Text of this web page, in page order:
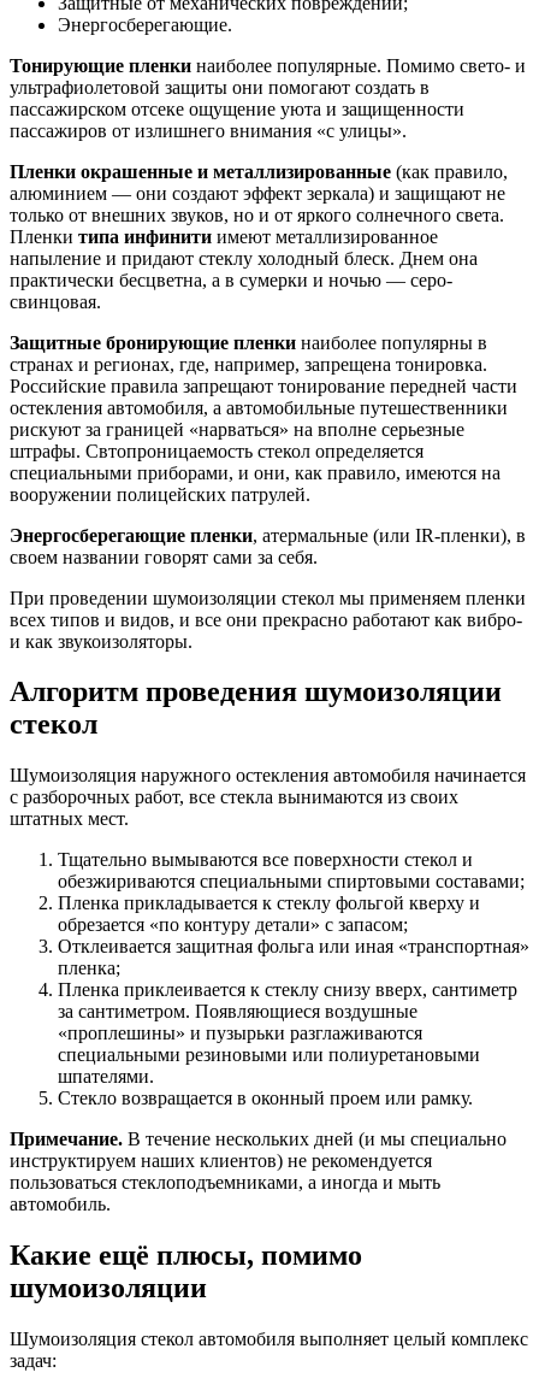
Энергосберегающие.
Тонирующие пленки наиболее популярные. Помимо свето- и
ультрафиолетовой защиты они помогают создать в
пассажирском отсеке ощущение уюта и защищенности
пассажиров от излишнего внимания «с улицы».
Пленки окрашенные и металлизированные (как правило,
алюминием — они создают эффект зеркала) и защищают не
только от внешних звуков, но и от яркого солнечного света.
Пленки типа инфинити имеют металлизированное
напыление и придают стеклу холодный блеск. Днем она
практически бесцветна, а в сумерки и ночью — серо-
свинцовая.
Защитные бронирующие пленки наиболее популярны в
странах и регионах, где, например, запрещена тонировка.
Российские правила запрещают тонирование передней части
остекления автомобиля, а автомобильные путешественники
рискуют за границей «нарваться» на вполне серьезные
штрафы. Свтопроницаемость стекол определяется
специальными приборами, и они, как правило, имеются на
вооружении полицейских патрулей.
Энергосберегающие пленки, атермальные (или IR-пленки), в
своем названии говорят сами за себя.
При проведении шумоизоляции стекол мы применяем пленки
всех типов и видов, и все они прекрасно работают как вибро-
и как звукоизоляторы.
Алгоритм проведения шумоизоляции
стекол
Шумоизоляция наружного остекления автомобиля начинается
с разборочных работ, все стекла вынимаются из своих
штатных мест.
Тщательно вымываются все поверхности стекол и
обезжириваются специальными спиртовыми составами;
Пленка прикладывается к стеклу фольгой кверху и
обрезается «по контуру детали» с запасом;
Отклеивается защитная фольга или иная «транспортная»
пленка;
Пленка приклеивается к стеклу снизу вверх, сантиметр
за сантиметром. Появляющиеся воздушные
«проплешины» и пузырьки разглаживаются
специальными резиновыми или полиуретановыми
шпателями.
Стекло возвращается в оконный проем или рамку.
Примечание. В течение нескольких дней (и мы специально
инструктируем наших клиентов) не рекомендуется
пользоваться стеклоподъемниками, а иногда и мыть
автомобиль.
Какие ещё плюсы, помимо
шумоизоляции
Шумоизоляция стекол автомобиля выполняет целый комплекс
задач: